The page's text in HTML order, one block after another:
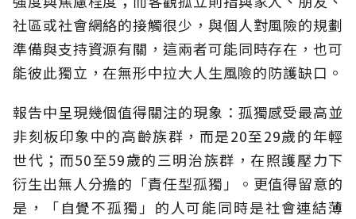
社區或社會網絡的接觸很少，與個人對風險的規劃
準備與支持資源有關，這兩者可能同時存在，也可
能彼此獨立，在無形中拉大人生風險的防護缺口。
報告中呈現幾個值得關注的現象：孤獨感受最高並
非刻板印象中的高齡族群，而是20至29歲的年輕
世代；而50至59歲的三明治族群，在照護壓力下
衍生出無人分擔的「責任型孤獨」。更值得留意的
是，「自覺不孤獨」的人可能同時是社會連結薄